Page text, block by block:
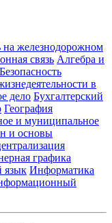
на железнодорожном
связь Алгебра и
Безопасность
в
дело Бухгалтерский
География
и муниципальное
и основы
графика
язык Информатика